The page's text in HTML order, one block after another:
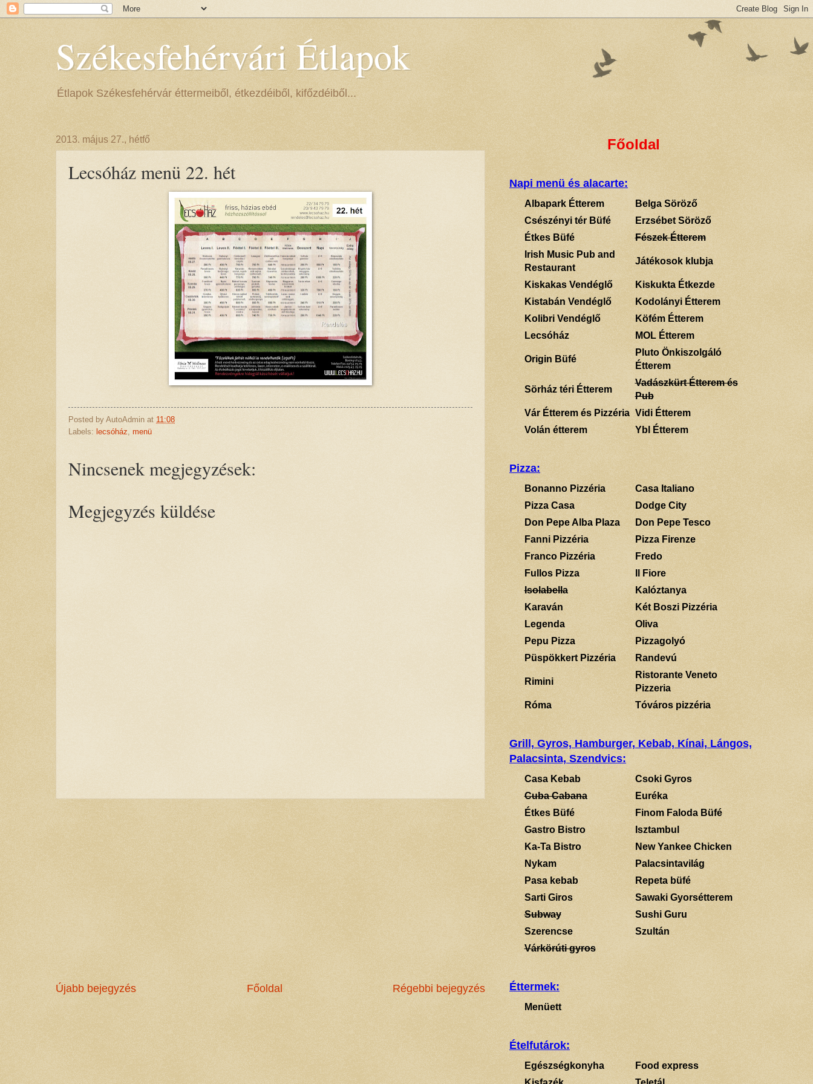
Székesfehérvári Étlapok
Étlapok Székesfehérvár éttermeiből, étkezdéiből, kifőzdéiből...
2013. május 27., hétfő
Lecsóház menü 22. hét
Posted by AutoAdmin at 11:08
Labels: lecsóház menü
Nincsenek megjegyzések:
Megjegyzés küldése
Újabb bejegyzés Régebbi bejegyzés
Főoldal
Főoldal
Napi menü és alacarte:
Albapark Étterem
Belga Söröző
Csészényi tér Büfé
Erzsébet Söröző
Étkes Büfé
Fészek Étterem
Irish Music Pub and
Restaurant
Játékosok klubja
Kiskakas Vendéglő
Kiskukta Étkezde
Kistabán Vendéglő
Kodolányi Étterem
Kolibri Vendéglő
Köfém Étterem
Lecsóház
MOL Étterem
Origin Büfé
Pluto Önkiszolgáló
Étterem
Sörház téri Étterem
Vadászkürt Étterem és
Pub
Vár Étterem és Pizzéria Vidi Étterem
Volán étterem
Ybl Étterem
Pizza:
Bonanno Pizzéria
Casa Italiano
Pizza Casa
Dodge City
Don Pepe Alba Plaza
Don Pepe Tesco
Fanni Pizzéria
Pizza Firenze
Franco Pizzéria
Fredo
Fullos Pizza
Il Fiore
Isolabella
Kalóztanya
Karaván
Két Boszi Pizzéria
Legenda
Oliva
Pepu Pizza
Pizzagolyó
Püspökkert Pizzéria
Randevú
Rimini
Ristorante Veneto
Pizzeria
Róma
Tóváros pizzéria
Grill, Gyros, Hamburger, Kebab, Kínai, Lángos,
Palacsinta, Szendvics:
Casa Kebab
Csoki Gyros
Cuba Cabana
Euréka
Étkes Büfé
Finom Faloda Büfé
Gastro Bistro
Isztambul
Ka-Ta Bistro
New Yankee Chicken
Nykam
Palacsintavilág
Pasa kebab
Repeta büfé
Sarti Giros
Sawaki Gyorsétterem
Subway
Sushi Guru
Szerencse
Szultán
Várkörúti gyros
Éttermek:
Menüett
Ételfutárok:
Egészségkonyha
Food express